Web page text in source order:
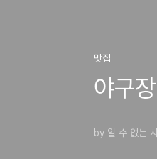
맛집
야구
by 알 수 없는